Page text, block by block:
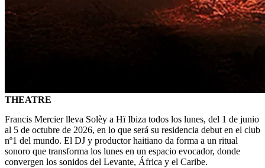
THEATRE
Francis Mercier lleva Solèy a Hï Ibiza todos los lunes, del 1 de junio
al 5 de octubre de 2026, en lo que será su residencia debut en el club
nº1 del mundo. El DJ y productor haitiano da forma a un ritual
sonoro que transforma los lunes en un espacio evocador, donde
convergen los sonidos del Levante, África y el Caribe.